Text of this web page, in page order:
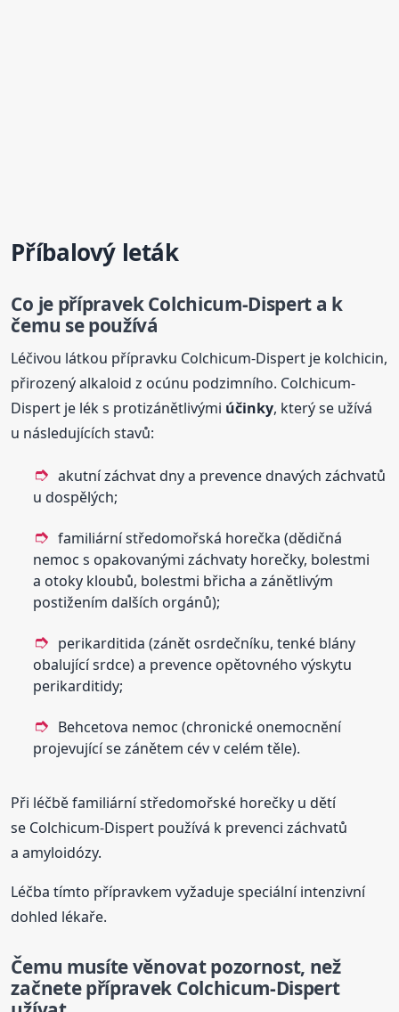
Příbalový leták
Co je přípravek Colchicum-Dispert a k
čemu se používá
Léčivou látkou přípravku Colchicum-Dispert je kolchicin,
přirozený alkaloid z ocúnu podzimního. Colchicum-
Dispert je lék s protizánětlivými účinky, který se užívá
u následujících stavů:
akutní záchvat dny a prevence dnavých záchvatů
u dospělých;
familiární středomořská horečka (dědičná
nemoc s opakovanými záchvaty horečky, bolestmi
a otoky kloubů, bolestmi břicha a zánětlivým
postižením dalších orgánů);
perikarditida (zánět osrdečníku, tenké blány
obalující srdce) a prevence opětovného výskytu
perikarditidy;
Behcetova nemoc (chronické onemocnění
projevující se zánětem cév v celém těle).
Při léčbě familiární středomořské horečky u dětí
se Colchicum-Dispert používá k prevenci záchvatů
a amyloidózy.
Léčba tímto přípravkem vyžaduje speciální intenzivní
dohled lékaře.
Čemu musíte věnovat pozornost, než
začnete přípravek Colchicum-Dispert